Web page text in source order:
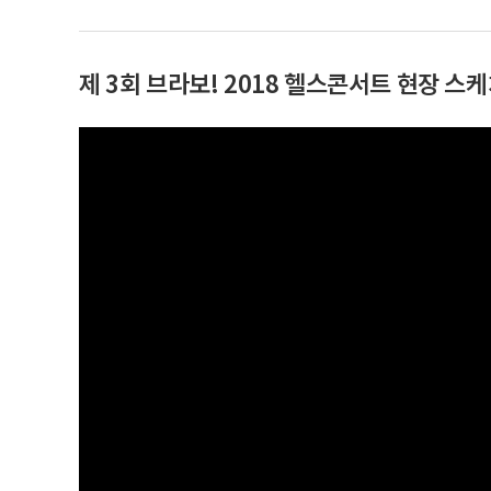
제 3회 브라보! 2018 헬스콘서트 현장 스